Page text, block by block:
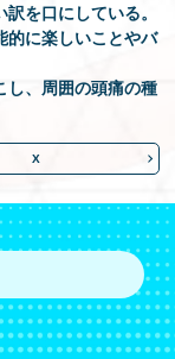
を口にしている。
的に楽しいことやバ
し、周囲の頭痛の種
X